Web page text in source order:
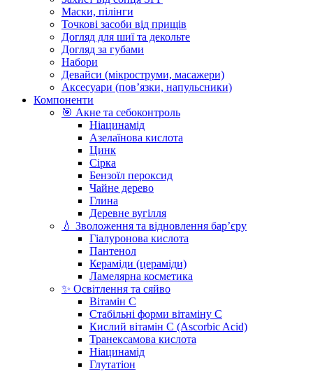
Маски, пілінги
Точкові засоби від прищів
Догляд для шиї та декольте
Догляд за губами
Набори
Девайси (мікроструми, масажери)
Аксесуари (повʼязки, напульсники)
Компоненти
🎯 Акне та себоконтроль
Ніацинамід
Азелаїнова кислота
Цинк
Сірка
Бензоїл пероксид
Чайне дерево
Глина
Деревне вугілля
💧 Зволоження та відновлення бар’єру
Гіалуронова кислота
Пантенол
Кераміди (цераміди)
Ламелярна косметика
✨ Освітлення та сяйво
Вітамін С
Стабільні форми вітаміну С
Кислий вітамін С (Ascorbic Acid)
Транексамова кислота
Ніацинамід
Глутатіон